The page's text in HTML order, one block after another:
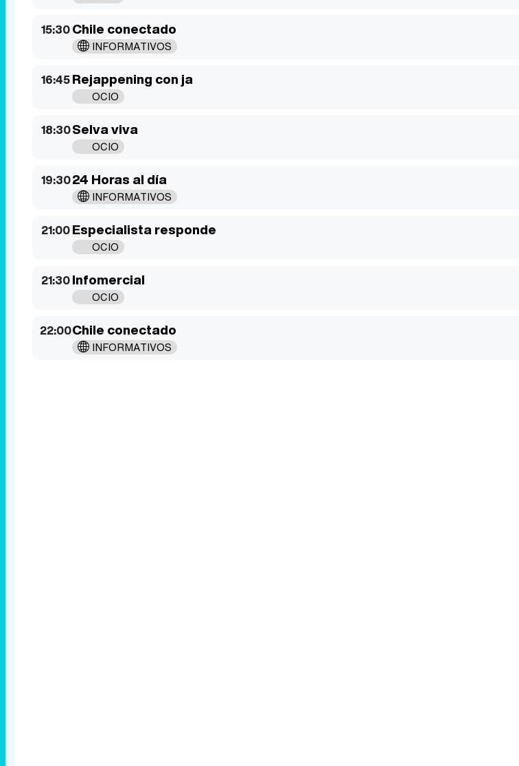
15:30Chile conectado
INFORMATIVOS
16:45Rejappening con ja
OCIO
18:30Selva viva
OCIO
19:3024 Horas al día
INFORMATIVOS
21:00Especialista responde
OCIO
21:30Infomercial
OCIO
22:00Chile conectado
INFORMATIVOS